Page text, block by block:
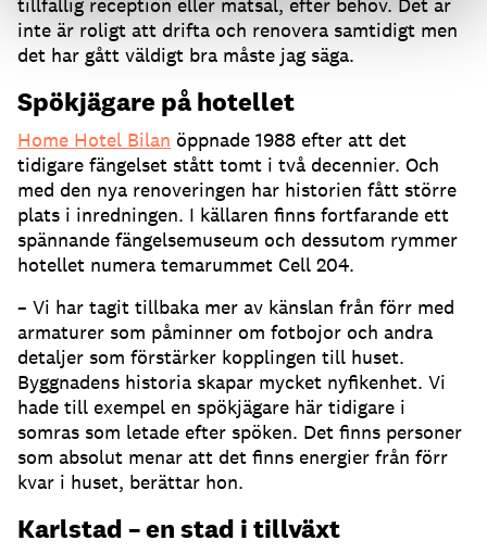
tillfällig reception eller matsal, efter behov. Det är
inte är roligt att drifta och renovera samtidigt men
det har gått väldigt bra måste jag säga.
Spökjägare på hotellet
Home Hotel Bilan öppnade 1988 efter att det
tidigare fängelset stått tomt i två decennier. Och
med den nya renoveringen har historien fått större
plats i inredningen. I källaren finns fortfarande ett
spännande fängelsemuseum och dessutom rymmer
hotellet numera temarummet Cell 204.
– Vi har tagit tillbaka mer av känslan från förr med
armaturer som påminner om fotbojor och andra
detaljer som förstärker kopplingen till huset.
Byggnadens historia skapar mycket nyfikenhet. Vi
hade till exempel en spökjägare här tidigare i
somras som letade efter spöken. Det finns personer
som absolut menar att det finns energier från förr
kvar i huset, berättar hon.
Karlstad – en stad i tillväxt